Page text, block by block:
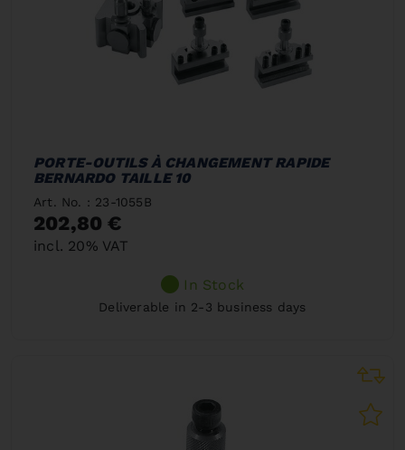
PORTE-OUTILS À CHANGEMENT RAPIDE
BERNARDO TAILLE 10
Art. No. : 23-1055B
202,80 €
incl. 20% VAT
In Stock
Deliverable in 2-3 business days